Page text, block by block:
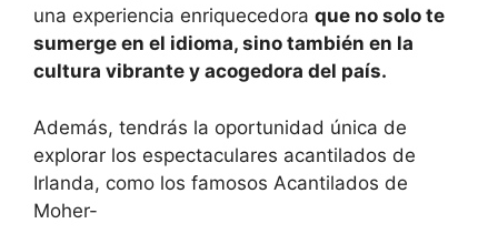
una experiencia enriquecedora que no solo te
sumerge en el idioma, sino también en la
cultura vibrante y acogedora del país.
Además, tendrás la oportunidad única de
explorar los espectaculares acantilados de
Irlanda, como los famosos Acantilados de
Moher-